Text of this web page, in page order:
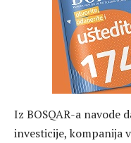
Iz BOSQAR-a navode
investicije, kompanija